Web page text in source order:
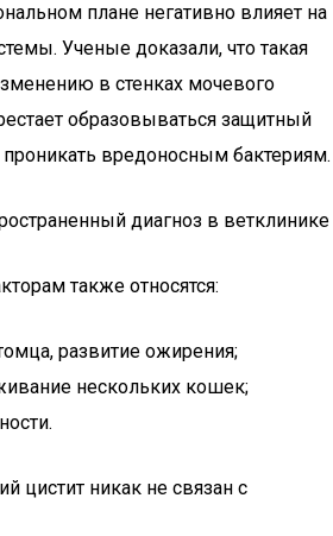
плане негативно влияет на
Ученые доказали, что такая
в стенках мочевого
образовываться защитный
вредоносным бактериям.
диагноз в ветклинике
также относятся:
развитие ожирения;
нескольких кошек;
цистит никак не связан с